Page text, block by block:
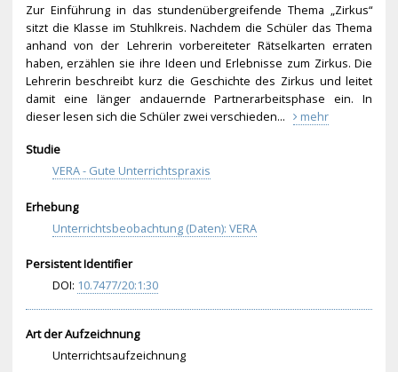
Zur Einführung in das stundenübergreifende Thema „Zirkus“
sitzt die Klasse im Stuhlkreis. Nachdem die Schüler das Thema
anhand von der Lehrerin vorbereiteter Rätselkarten erraten
haben, erzählen sie ihre Ideen und Erlebnisse zum Zirkus. Die
Lehrerin beschreibt kurz die Geschichte des Zirkus und leitet
damit eine länger andauernde Partnerarbeitsphase ein. In
dieser lesen sich die Schüler zwei verschieden...
mehr
Studie
VERA - Gute Unterrichtspraxis
Erhebung
Unterrichtsbeobachtung (Daten): VERA
Persistent Identifier
DOI: 10.7477/20:1:30
Art der Aufzeichnung
Unterrichtsaufzeichnung